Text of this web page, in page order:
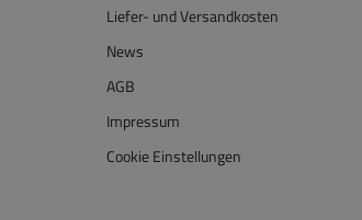
Liefer- und Versandkosten
News
AGB
Impressum
Cookie Einstellungen